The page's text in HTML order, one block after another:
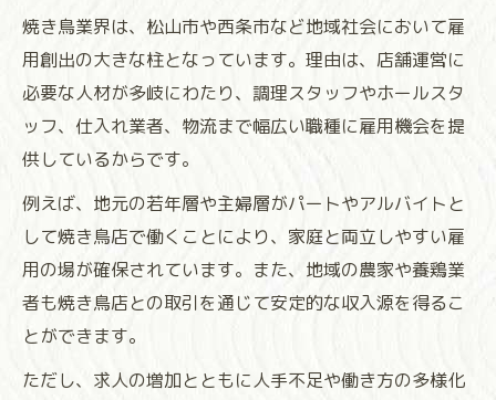
焼き鳥業界は、松山市や西条市など地域社会において雇
用創出の大きな柱となっています。理由は、店舗運営に
必要な人材が多岐にわたり、調理スタッフやホールスタ
ッフ、仕入れ業者、物流まで幅広い職種に雇用機会を提
供しているからです。
例えば、地元の若年層や主婦層がパートやアルバイトと
して焼き鳥店で働くことにより、家庭と両立しやすい雇
用の場が確保されています。また、地域の農家や養鶏業
者も焼き鳥店との取引を通じて安定的な収入源を得るこ
とができます。
ただし、求人の増加とともに人手不足や働き方の多様化